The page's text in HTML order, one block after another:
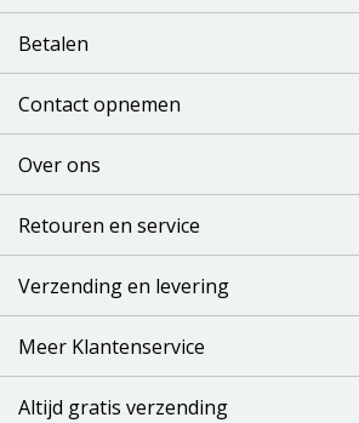
Betalen
Contact opnemen
Over ons
Retouren en service
Verzending en levering
Meer Klantenservice
Altijd gratis verzending